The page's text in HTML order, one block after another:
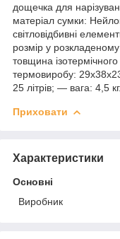
дощечка для
матеріал сумки:
світловідбивні
розмір у
товщина
термовиробу:
25 літрів; — вага: 4,5 кг.
Приховати
Характеристики
Основні
Виробник